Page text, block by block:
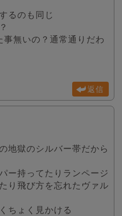
るのも同じ
無いの？通常通りだわ
返信
地獄のシルバー帯だから
ー持ってたりランページ
り飛び方を忘れたヴァル
ちょく見かける